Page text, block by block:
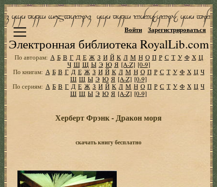
Электронная библиотека RoyalLib.com
Войти Зарегистрироваться
По авторам: А Б В Г Д Е Ж З И Й К Л М Н О П Р С Т У Ф Х Ц
Ч Ш Щ Ы Э Ю Я [A-Z] [0-9]
По книгам: А Б В Г Д Е Ж З И Й К Л М Н О П Р С Т У Ф Х Ц Ч
Ш Щ Ы Э Ю Я [A-Z] [0-9]
По сериям: А Б В Г Д Е Ж З И Й К Л М Н О П Р С Т У Ф Х Ц Ч
Ш Щ Ы Э Ю Я [A-Z] [0-9]
Херберт Фрэнк - Дракон моря
скачать книгу бесплатно